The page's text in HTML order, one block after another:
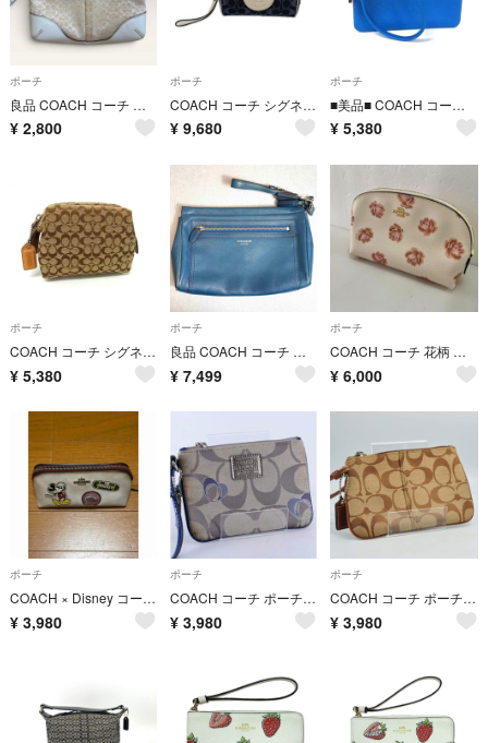
ポーチ
良品 COACH コーチ ポーチ 小物入れ ミニシグネチャー ホワイト 7837 レディース ファッション
¥ 2,800
ポーチ
COACH コーチ シグネチャー デニム デンプシー コスメティックポーチ C4230 ブルー×ホワイト
¥ 9,680
ポーチ
■美品■ COACH コーチ レザー マルチポーチ マルチケース 化粧ポーチ 小物入れ レディース メンズ ブルー系 DP5127
¥ 5,380
ポーチ
COACH コーチ シグネチャー キャンバス×レザー ポーチ マルチケース 小物入れ レディース ブラウン系 DP5092
¥ 5,380
ポーチ
良品 COACH コーチ レガシー リストレット クラッチバッグ レザー ブルー
¥ 7,499
ポーチ
COACH コーチ 花柄 フローラル コスメポーチ アイボリー 保存袋付き
¥ 6,000
ポーチ
COACH × Disney コーチ ミッキーマウス ポーチ【限定】
¥ 3,980
ポーチ
COACH コーチ ポーチ ポピー シグネチャー リストレット ポーチ ブルー
¥ 3,980
ポーチ
COACH コーチ ポーチ コインケース シグネチャー リストレット ブラウン
¥ 3,980